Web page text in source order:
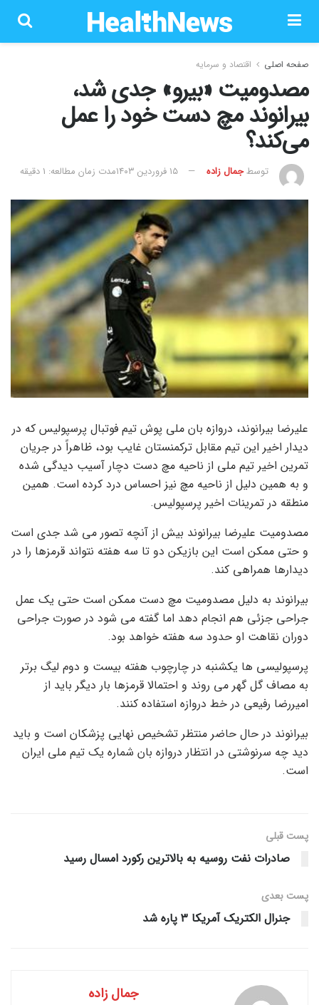
صفحه اصلی اقتصاد و سرمایه
مصدومیت «بیرو» جدی شد،
بیرانوند مچ دست خود را عمل
می‌کند؟
توسطجمال زاده ۱۵ فروردین ۱۴۰۳ مدت زمان مطالعه: 1 دقیقه
علیرضا بیرانوند، دروازه بان ملی پوش تیم فوتبال پرسپولیس که در
دیدار اخیر این تیم مقابل ترکمنستان غایب بود، ظاهراً در جریان
تمرین اخیر تیم ملی از ناحیه مچ دست دچار آسیب دیدگی شده
و به همین دلیل از ناحیه مچ نیز احساس درد کرده است. همین
منطقه در تمرینات اخیر پرسپولیس.
مصدومیت علیرضا بیرانوند بیش از آنچه تصور می شد جدی است
و حتی ممکن است این بازیکن دو تا سه هفته نتواند قرمزها را در
دیدارها همراهی کند.
بیرانوند به دلیل مصدومیت مچ دست ممکن است حتی یک عمل
جراحی جزئی هم انجام دهد اما گفته می شود در صورت جراحی
دوران نقاهت او حدود سه هفته خواهد بود.
پرسپولیسی ها یکشنبه در چارچوب هفته بیست و دوم لیگ برتر
به مصاف گل گهر می روند و احتمالا قرمزها بار دیگر باید از
امیررضا رفیعی در خط دروازه استفاده کنند.
بیرانوند در حال حاضر منتظر تشخیص نهایی پزشکان است و باید
دید چه سرنوشتی در انتظار دروازه بان شماره یک تیم ملی ایران
است.
پست قبلی
صادرات نفت روسیه به بالاترین رکورد امسال رسید
پست‌ بعدی
جنرال الکتریک آمریکا ۳ پاره شد
جمال زاده